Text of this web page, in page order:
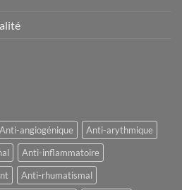
Anti-angiogénique
Anti-arythmique
Anti-inflammatoire
Anti-rhumatismal